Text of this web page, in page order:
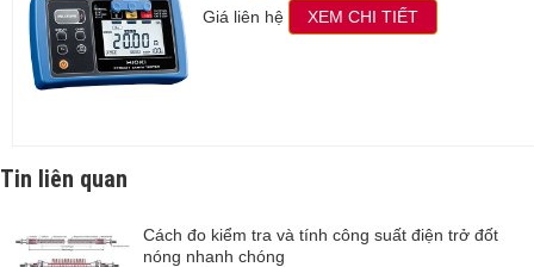
Giá liên hệ XEM CHI TIẾT
Tin liên quan
Cách đo kiểm tra và tính công suất điện trở đốt
nóng nhanh chóng